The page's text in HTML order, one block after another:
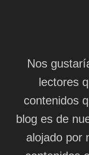
Nos
lectores
contenidos
blog es de
alojado por